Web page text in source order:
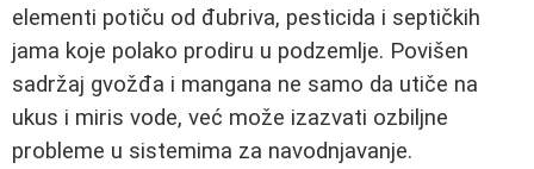
elementi potiču od đubriva, pesticida i septičkih
jama koje polako prodiru u podzemlje. Povišen
sadržaj gvožđa i mangana ne samo da utiče na
ukus i miris vode, već može izazvati ozbiljne
probleme u sistemima za navodnjavanje.